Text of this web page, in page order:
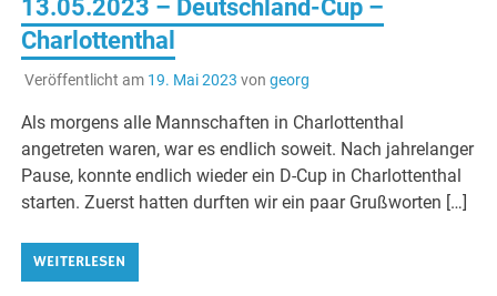
13.05.2023 – Deutschland-Cup –
Charlottenthal
Veröffentlicht am 19. Mai 2023 von georg
Als morgens alle Mannschaften in Charlottenthal
angetreten waren, war es endlich soweit. Nach jahrelanger
Pause, konnte endlich wieder ein D-Cup in Charlottenthal
starten. Zuerst hatten durften wir ein paar Grußworten […]
WEITERLESEN